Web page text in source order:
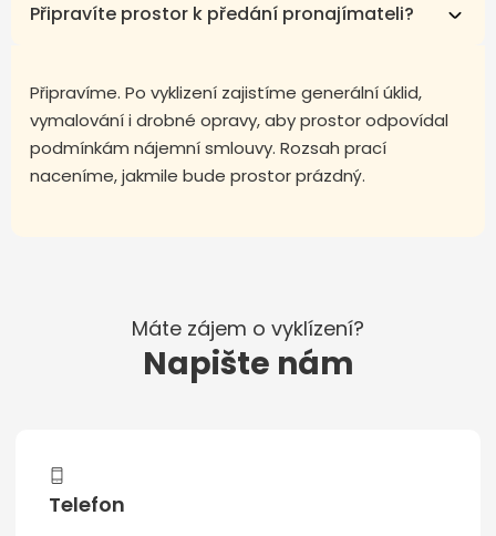
Připravíte prostor k předání pronajímateli?
Připravíme. Po vyklizení zajistíme generální úklid,
vymalování i drobné opravy, aby prostor odpovídal
podmínkám nájemní smlouvy. Rozsah prací
naceníme, jakmile bude prostor prázdný.
Máte zájem o vyklízení?
Napište nám
Telefon